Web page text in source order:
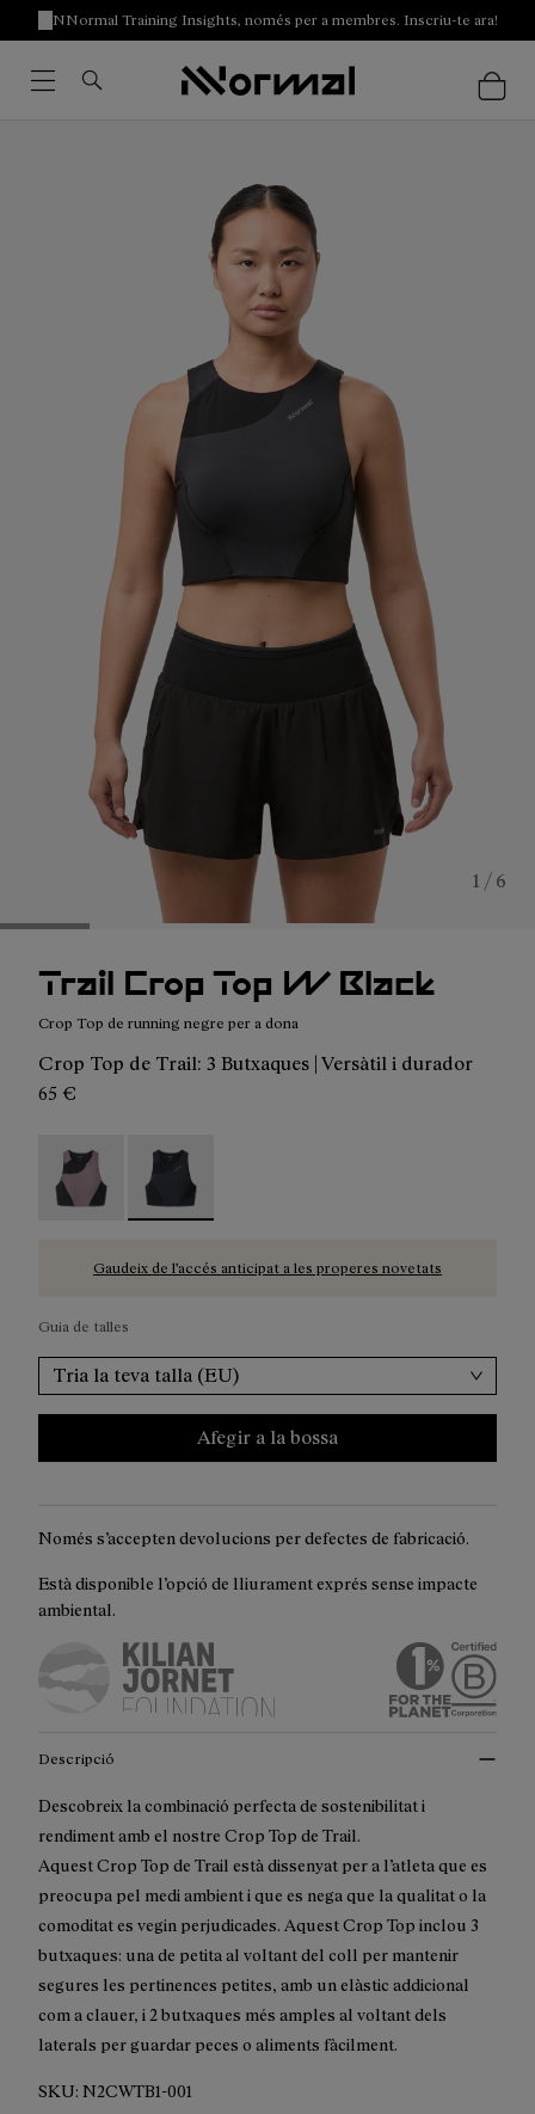
NNormal Training Insights, només per a membres. Inscriu-te ara!
1 / 6
Trail Crop Top W Black
Crop Top de running negre per a dona
Crop Top de Trail: 3 Butxaques | Versàtil i durador
65 €
Trail Crop Top W Albergini - N2CWTB1-002
Trail Crop Top W Black - N2CWTB1-001 -
Gaudeix de l'accés anticipat a les properes novetats
Guia de talles
Tria la teva talla (EU)
Afegir a la bossa
Només s’accepten devolucions per defectes de fabricació.
Està disponible l’opció de lliurament exprés sense impacte
ambiental.
Descripció
Descobreix la combinació perfecta de sostenibilitat i
rendiment amb el nostre Crop Top de Trail.
Aquest Crop Top de Trail està dissenyat per a l’atleta que es
preocupa pel medi ambient i que es nega que la qualitat o la
comoditat es vegin perjudicades. Aquest Crop Top inclou 3
butxaques: una de petita al voltant del coll per mantenir
segures les pertinences petites, amb un elàstic addicional
com a clauer, i 2 butxaques més amples al voltant dels
laterals per guardar peces o aliments fàcilment.
SKU: N2CWTB1-001